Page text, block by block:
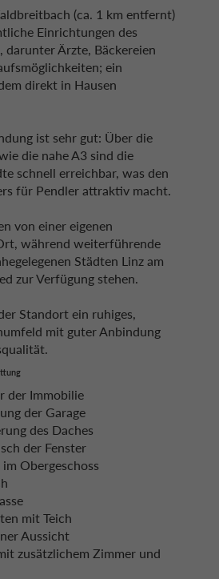
(ca. 1 km entfernt)
Einrichtungen des
darunter Ärzte, Bäckereien
ein
direkt in Hausen
ist sehr gut: Über die
die nahe A3 sind die
schnell erreichbar, was den
für Pendler attraktiv macht.
von einer eigenen
während weiterführende
Städten Linz am
zur Verfügung stehen.
Standort ein ruhiges,
mit guter Anbindung
der Immobilie
der Garage
des Daches
der Fenster
Obergeschoss
mit Teich
Aussicht
zusätzlichem Zimmer und